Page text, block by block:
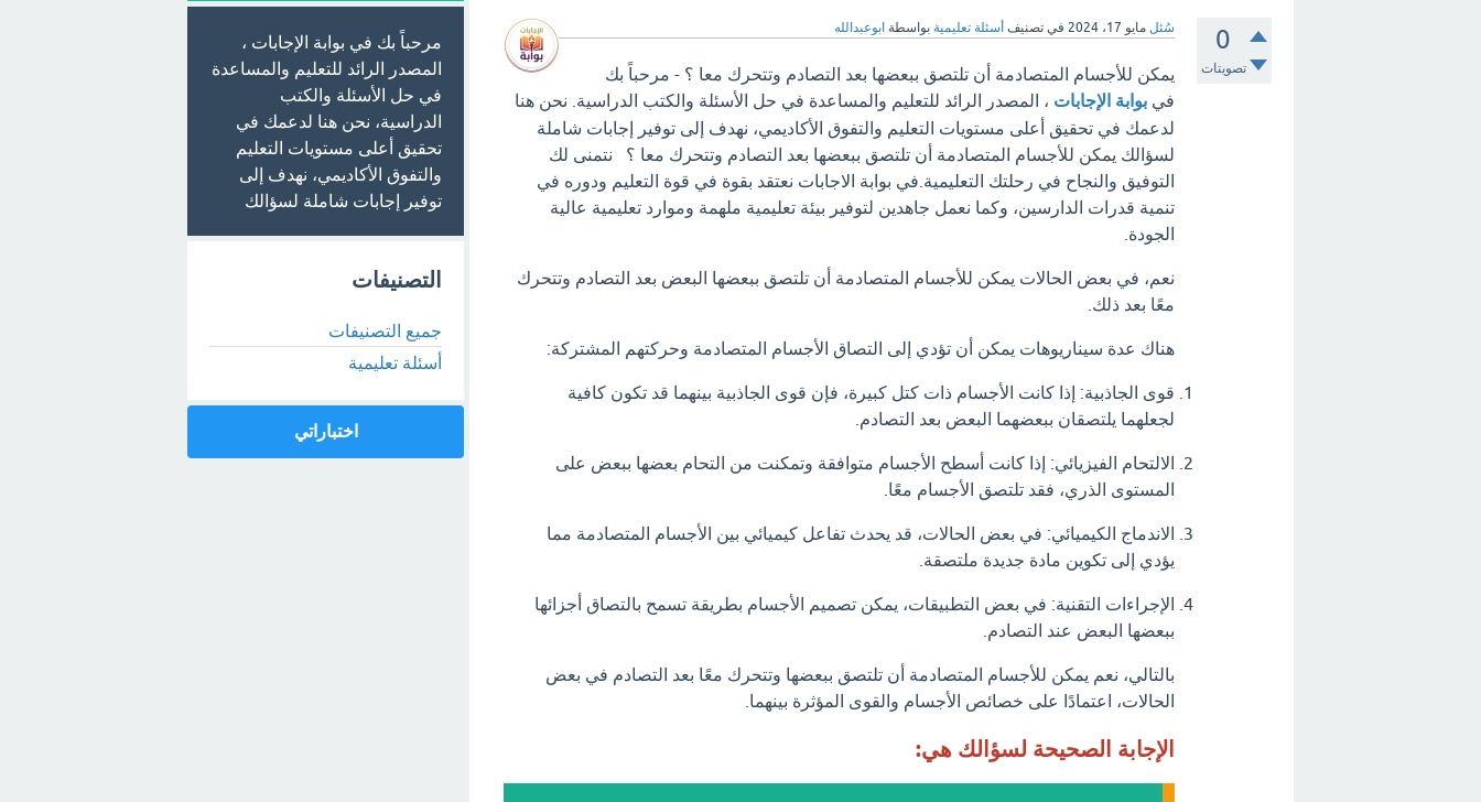
0
تصويتات
سُئل مايو 17، 2024 في تصنيف أسئلة تعليمية بواسطة ابوعبدالله
يمكن للأجسام المتصادمة أن تلتصق ببعضها بعد التصادم وتتحرك معا ؟ - مرحباً بك
في بوابة الإجابات ، المصدر الرائد للتعليم والمساعدة في حل الأسئلة والكتب الدراسية. نحن هنا
لدعمك في تحقيق أعلى مستويات التعليم والتفوق الأكاديمي، نهدف إلى توفير إجابات شاملة
لسؤالك يمكن للأجسام المتصادمة أن تلتصق ببعضها بعد التصادم وتتحرك معا ؟ نتمنى لك
التوفيق والنجاح في رحلتك التعليمية.في بوابة الاجابات نعتقد بقوة في قوة التعليم ودوره في
تنمية قدرات الدارسين، وكما نعمل جاهدين لتوفير بيئة تعليمية ملهمة وموارد تعليمية عالية
الجودة.
نعم، في بعض الحالات يمكن للأجسام المتصادمة أن تلتصق ببعضها البعض بعد التصادم وتتحرك
معًا بعد ذلك.
هناك عدة سيناريوهات يمكن أن تؤدي إلى التصاق الأجسام المتصادمة وحركتهم المشتركة:
قوى الجاذبية: إذا كانت الأجسام ذات كتل كبيرة، فإن قوى الجاذبية بينهما قد تكون كافية
لجعلهما يلتصقان ببعضهما البعض بعد التصادم.
الالتحام الفيزيائي: إذا كانت أسطح الأجسام متوافقة وتمكنت من التحام بعضها ببعض على
المستوى الذري، فقد تلتصق الأجسام معًا.
الاندماج الكيميائي: في بعض الحالات، قد يحدث تفاعل كيميائي بين الأجسام المتصادمة مما
يؤدي إلى تكوين مادة جديدة ملتصقة.
الإجراءات التقنية: في بعض التطبيقات، يمكن تصميم الأجسام بطريقة تسمح بالتصاق أجزائها
ببعضها البعض عند التصادم.
بالتالي، نعم يمكن للأجسام المتصادمة أن تلتصق ببعضها وتتحرك معًا بعد التصادم في بعض
الحالات، اعتمادًا على خصائص الأجسام والقوى المؤثرة بينهما.
الإجابة الصحيحة لسؤالك هي:
مرحباً بك في بوابة الإجابات ،
المصدر الرائد للتعليم والمساعدة
في حل الأسئلة والكتب
الدراسية، نحن هنا لدعمك في
تحقيق أعلى مستويات التعليم
والتفوق الأكاديمي، نهدف إلى
توفير إجابات شاملة لسؤالك
التصنيفات
جميع التصنيفات
أسئلة تعليمية
اختباراتي